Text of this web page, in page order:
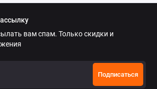
вам спам. Только скидки и
Подписаться